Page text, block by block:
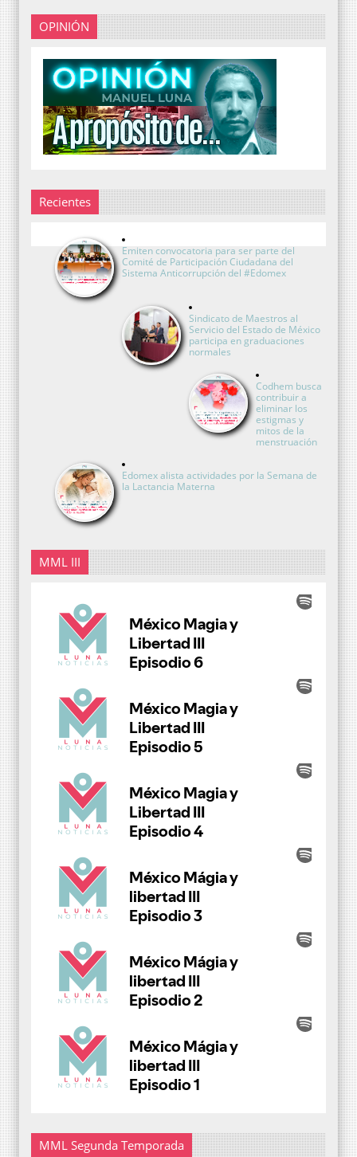
OPINIÓN
Recientes
Emiten convocatoria para ser parte del
Comité de Participación Ciudadana del
Sistema Anticorrupción del #Edomex
Sindicato de Maestros al
Servicio del Estado de México
participa en graduaciones
normales
Codhem busca
contribuir a
eliminar los
estigmas y
mitos de la
menstruación
Edomex alista actividades por la Semana de
la Lactancia Materna
MML III
MML Segunda Temporada